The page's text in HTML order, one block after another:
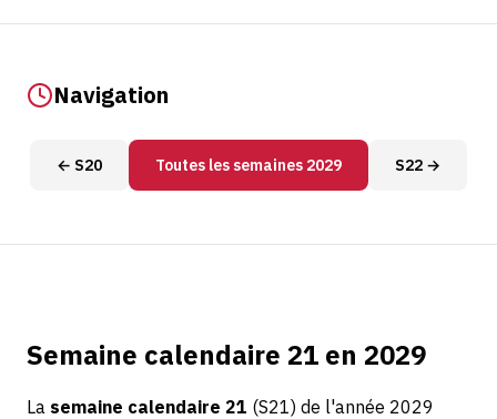
Navigation
← S20 Toutes les semaines 2029 S22 →
Semaine calendaire 21 en 2029
La semaine calendaire 21 (S21) de l'année 2029